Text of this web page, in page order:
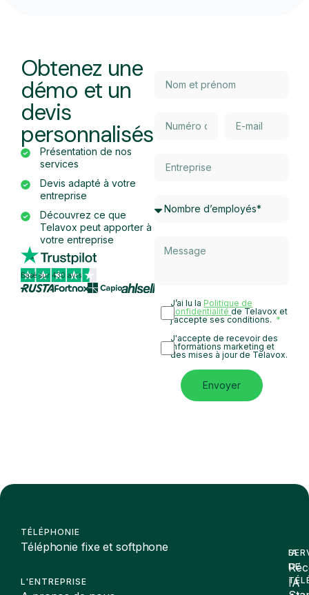
Obtenez une
démo et un
devis
personnalisés
Présentation de nos
services
Devis adapté à votre
entreprise
Découvrez ce que
Telavox peut apporter à
votre entreprise
Basé sur 430 avis
J’ai lu la Politique de
confidentialitéde Telavox et
j’accepte ses conditions.
J'accepte de recevoir des
informations marketing et
des mises à jour de Telavox.
Envoyer
TÉLÉPHONIE
Téléphonie fixe et softphone
L'ENTREPRISE
DE
IA
IA